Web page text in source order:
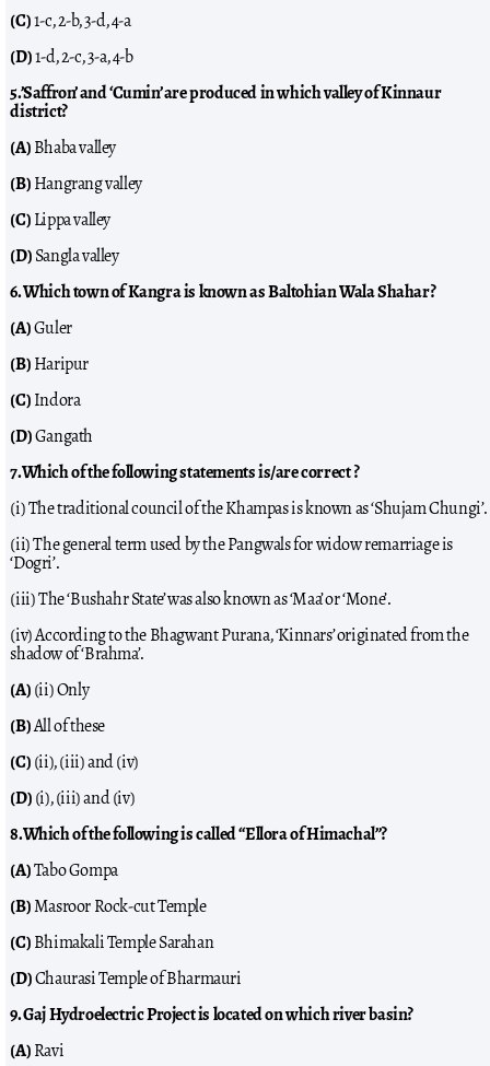
(C)1-c, 2-b, 3-d, 4-a
(D)1-d, 2-c, 3-a, 4-b
5.’Saffron’ and ‘Cumin’ are produced in which valley of Kinnaur
district?
(A)Bhaba valley
(B)Hangrang valley
(C)Lippa valley
(D)Sangla valley
6. Which town of Kangra is known as Baltohian Wala Shahar?
(A)Guler
(B)Haripur
(C)Indora
(D)Gangath
7.Which of the following statements is/are correct ?
(i) The traditional council of the Khampas is known as ‘Shujam Chungi’.
(ii) The general term used by the Pangwals for widow remarriage is
‘Dogri’.
(iii) The ‘Bushahr State’ was also known as ‘Maa’ or ‘Mone’.
(iv) According to the Bhagwant Purana, ‘Kinnars’ originated from the
shadow of ‘Brahma’.
(A)(ii) Only
(B)All of these
(C)(ii), (iii) and (iv)
(D)(i), (iii) and (iv)
8.Which of the following is called “Ellora of Himachal”?
(A)Tabo Gompa
(B)Masroor Rock-cut Temple
(C)Bhimakali Temple Sarahan
(D)Chaurasi Temple of Bharmauri
9. Gaj Hydroelectric Project is located on which river basin?
(A)Ravi